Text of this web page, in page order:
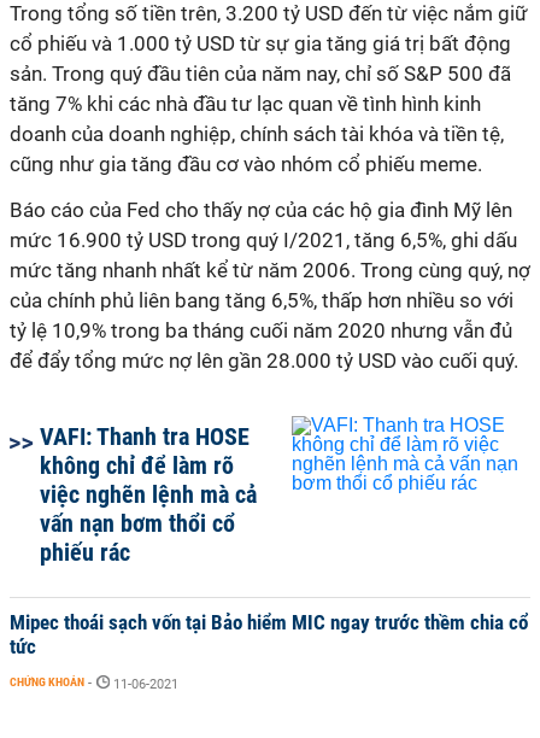
Trong tổng số tiền trên, 3.200 tỷ USD đến từ việc nắm giữ
cổ phiếu và 1.000 tỷ USD từ sự gia tăng giá trị bất động
sản. Trong quý đầu tiên của năm nay, chỉ số S&P 500 đã
tăng 7% khi các nhà đầu tư lạc quan về tình hình kinh
doanh của doanh nghiệp, chính sách tài khóa và tiền tệ,
cũng như gia tăng đầu cơ vào nhóm cổ phiếu meme.
Báo cáo của Fed cho thấy nợ của các hộ gia đình Mỹ lên
mức 16.900 tỷ USD trong quý I/2021, tăng 6,5%, ghi dấu
mức tăng nhanh nhất kể từ năm 2006. Trong cùng quý, nợ
của chính phủ liên bang tăng 6,5%, thấp hơn nhiều so với
tỷ lệ 10,9% trong ba tháng cuối năm 2020 nhưng vẫn đủ
để đẩy tổng mức nợ lên gần 28.000 tỷ USD vào cuối quý.
VAFI: Thanh tra HOSE
không chỉ để làm rõ
việc nghẽn lệnh mà cả
vấn nạn bơm thổi cổ
phiếu rác
Mipec thoái sạch vốn tại Bảo hiểm MIC ngay trước thềm chia cổ
tức
CHỨNG KHOÁN - 11-06-2021